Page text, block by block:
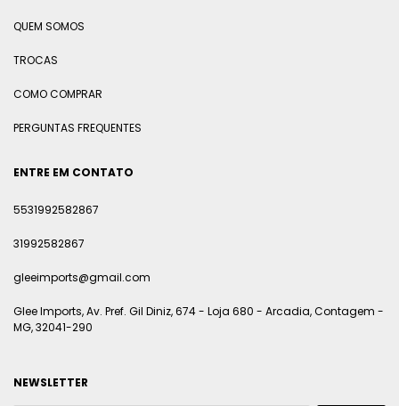
QUEM SOMOS
TROCAS
COMO COMPRAR
PERGUNTAS FREQUENTES
ENTRE EM CONTATO
5531992582867
31992582867
gleeimports@gmail.com
Glee Imports, Av. Pref. Gil Diniz, 674 - Loja 680 - Arcadia, Contagem -
MG, 32041-290
NEWSLETTER